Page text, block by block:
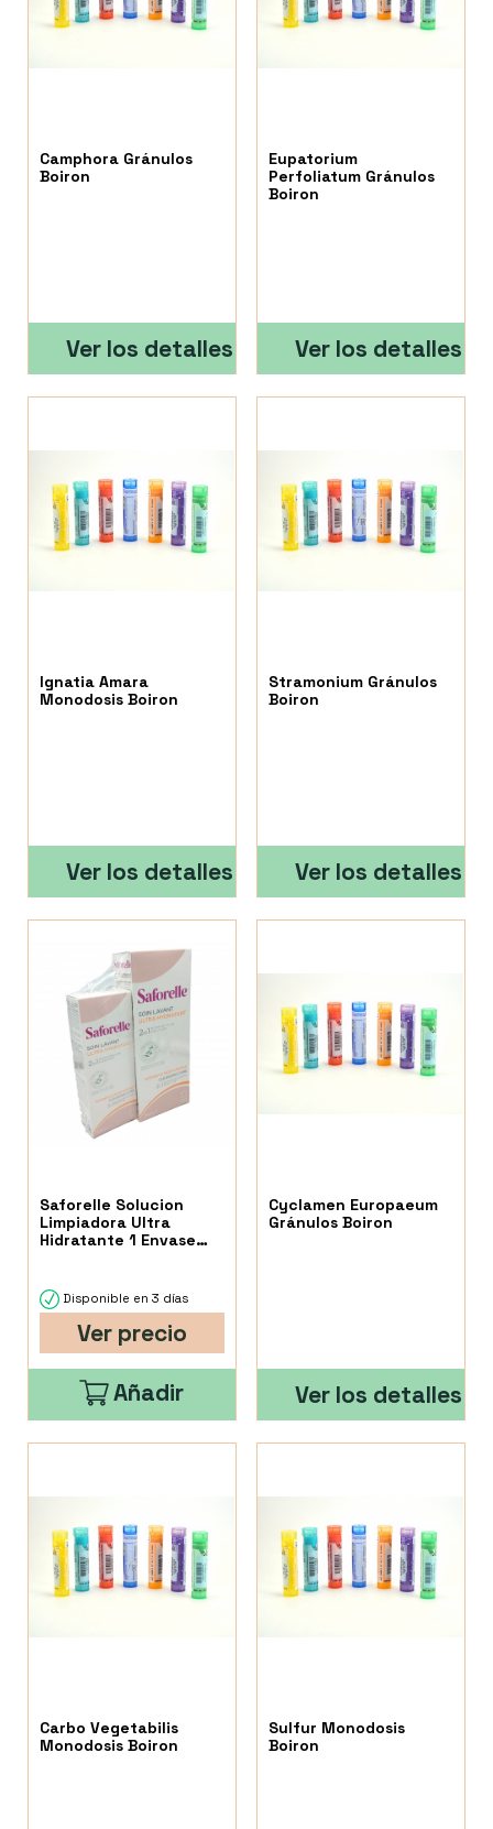
Camphora Gránulos
Boiron
Ver los detalles
Eupatorium
Perfoliatum Gránulos
Boiron
Ver los detalles
Ignatia Amara
Monodosis Boiron
Ver los detalles
Stramonium Gránulos
Boiron
Ver los detalles
Saforelle Solucion
Limpiadora Ultra
Hidratante 1 Envase
Disponible en 3 días
Ver precio
Añadir
Cyclamen Europaeum
Gránulos Boiron
Ver los detalles
Carbo Vegetabilis
Monodosis Boiron
Sulfur Monodosis
Boiron